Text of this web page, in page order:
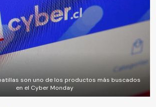
son uno de los productos más buscados
en el Cyber Monday